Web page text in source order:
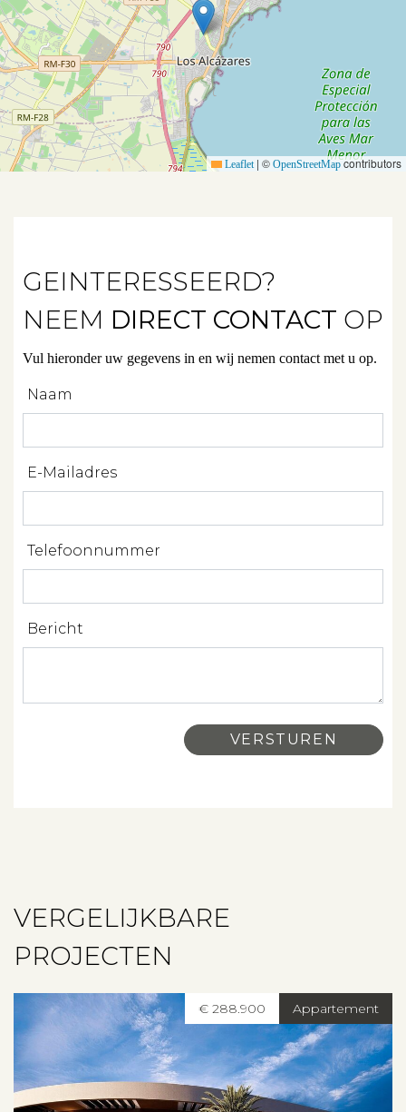
Huurwoningen
Verkocht
Verhuurd
Diensten
Beleggen
Beheren
Projectbegeleiding
Zoeken
Spanje
Over ons
Contact
Leaflet | © OpenStreetMapcontributors
GEINTERESSEERD?
NEEM DIRECT CONTACT OP
Vul hieronder uw gegevens in en wij nemen contact met u op.
Naam
E-Mailadres
Telefoonnummer
Bericht
VERGELIJKBARE
PROJECTEN
Appartement
€ 288.900